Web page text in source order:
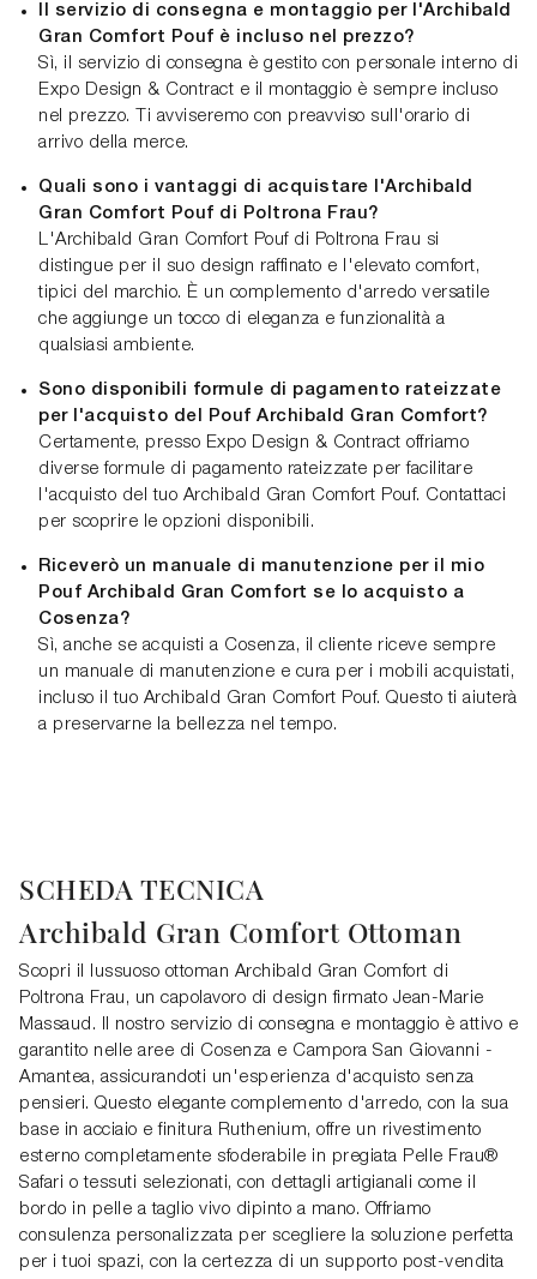
Il servizio di consegna e montaggio per l'Archibald
Gran Comfort Pouf è incluso nel prezzo?
Sì, il servizio di consegna è gestito con personale interno di
Expo Design & Contract e il montaggio è sempre incluso
nel prezzo. Ti avviseremo con preavviso sull'orario di
arrivo della merce.
Quali sono i vantaggi di acquistare l'Archibald
Gran Comfort Pouf di Poltrona Frau?
L'Archibald Gran Comfort Pouf di Poltrona Frau si
distingue per il suo design raffinato e l'elevato comfort,
tipici del marchio. È un complemento d'arredo versatile
che aggiunge un tocco di eleganza e funzionalità a
qualsiasi ambiente.
Sono disponibili formule di pagamento rateizzate
per l'acquisto del Pouf Archibald Gran Comfort?
Certamente, presso Expo Design & Contract offriamo
diverse formule di pagamento rateizzate per facilitare
l'acquisto del tuo Archibald Gran Comfort Pouf. Contattaci
per scoprire le opzioni disponibili.
Riceverò un manuale di manutenzione per il mio
Pouf Archibald Gran Comfort se lo acquisto a
Cosenza?
Sì, anche se acquisti a Cosenza, il cliente riceve sempre
un manuale di manutenzione e cura per i mobili acquistati,
incluso il tuo Archibald Gran Comfort Pouf. Questo ti aiuterà
a preservarne la bellezza nel tempo.
SCHEDA TECNICA
Archibald Gran Comfort Ottoman
Scopri il lussuoso ottoman Archibald Gran Comfort di
Poltrona Frau, un capolavoro di design firmato Jean-Marie
Massaud. Il nostro servizio di consegna e montaggio è attivo e
garantito nelle aree di Cosenza e Campora San Giovanni -
Amantea, assicurandoti un'esperienza d'acquisto senza
pensieri. Questo elegante complemento d'arredo, con la sua
base in acciaio e finitura Ruthenium, offre un rivestimento
esterno completamente sfoderabile in pregiata Pelle Frau®
Safari o tessuti selezionati, con dettagli artigianali come il
bordo in pelle a taglio vivo dipinto a mano. Offriamo
consulenza personalizzata per scegliere la soluzione perfetta
per i tuoi spazi, con la certezza di un supporto post-vendita